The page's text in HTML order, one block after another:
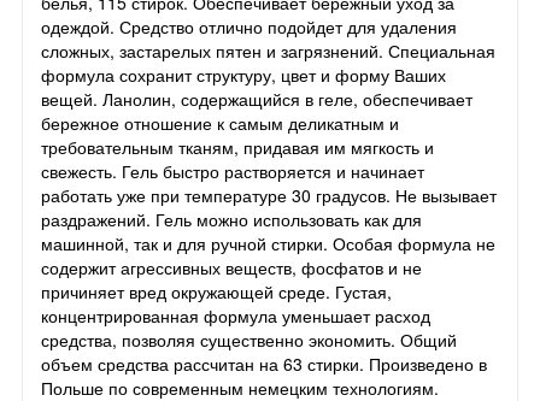
одеждой. Средство отлично подойдет для удаления
сложных, застарелых пятен и загрязнений. Специальная
формула сохранит структуру, цвет и форму Ваших
вещей. Ланолин, содержащийся в геле, обеспечивает
бережное отношение к самым деликатным и
требовательным тканям, придавая им мягкость и
свежесть. Гель быстро растворяется и начинает
работать уже при температуре 30 градусов. Не вызывает
раздражений. Гель можно использовать как для
машинной, так и для ручной стирки. Особая формула не
содержит агрессивных веществ, фосфатов и не
причиняет вред окружающей среде. Густая,
концентрированная формула уменьшает расход
средства, позволяя существенно экономить. Общий
объем средства рассчитан на 63 стирки. Произведено в
Польше по современным немецким технологиям.